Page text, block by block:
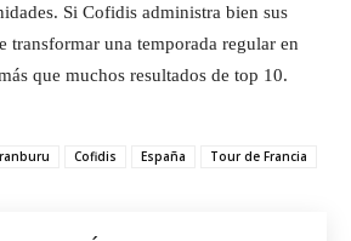
Si Cofidis administra bien sus
transformar una temporada regular en
que muchos resultados de top 10.
Cofidis España
Tour de Francia